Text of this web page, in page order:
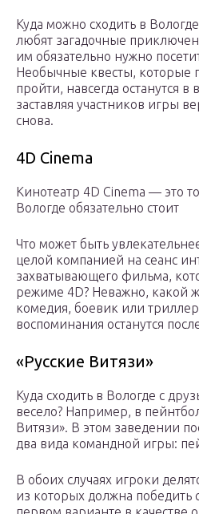
Куда можно сходить в
любят загадочные
им обязательно нужно
Необычные квесты, которые
пройти, навсегда останутся в
заставляя участников игры
снова.
4D Cinema
Кинотеатр 4D Cinema — это
Вологде обязательно стоит
Что может быть
целой компанией на сеанс
захватывающего фильма,
режиме 4D? Неважно, какой
комедия, боевик или
воспоминания останутся
«Русские Витязи»
Куда сходить в Вологде с
весело? Например, в
Витязи». В этом заведении
два вида командной игры:
В обоих случаях игроки
из которых должна победить